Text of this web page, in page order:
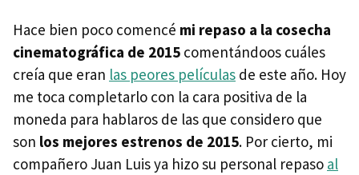
Hace bien poco comencé mi repaso a la cosecha
cinematográfica de 2015 comentándoos cuáles
creía que eran las peores películas de este año. Hoy
me toca completarlo con la cara positiva de la
moneda para hablaros de las que considero que
son los mejores estrenos de 2015. Por cierto, mi
compañero Juan Luis ya hizo su personal repaso al